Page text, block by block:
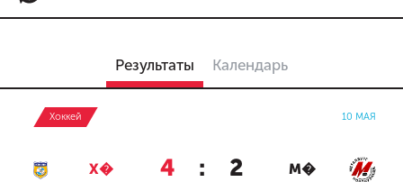
Результаты Календарь
Хоккей 10 МАЯ
Х� 4 : 2 М�